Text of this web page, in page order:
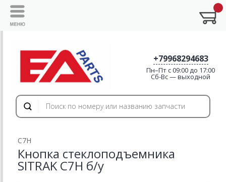
+79968294683
Пн–Пт с 09:00 до 17:00
Cб-Вс — выходной
C7H
Кнопка стеклоподъемника
SITRAK C7H б/у